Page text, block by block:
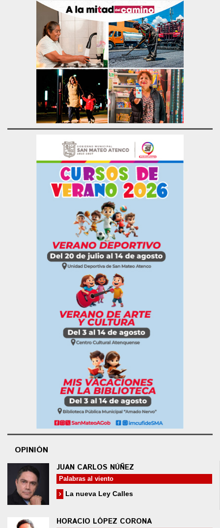
OPINIÓN
JUAN CARLOS NÚÑEZ
Palabras al viento
La nueva Ley Calles
HORACIO LÓPEZ CORONA